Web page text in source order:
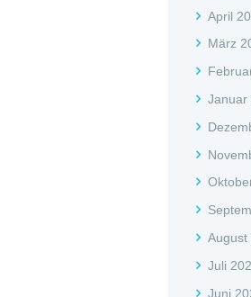
April
März
Januar
August
Juli
Juni